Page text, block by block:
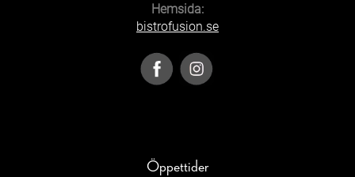
Hemsida:
bistrofusion.se
Öppettider